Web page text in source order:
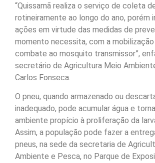
“Quissamã realiza o serviço de coleta
rotineiramente ao longo do ano, porém
ações em virtude das medidas de
momento necessita, com a
combate ao mosquito transmissor”,
secretário de Agricultura Meio
Carlos Fonseca.
O pneu, quando armazenado ou
inadequado, pode acumular água e
ambiente propício à proliferação da
Assim, a população pode fazer a
pneus, na sede da secretaria de
Ambiente e Pesca, no Parque de